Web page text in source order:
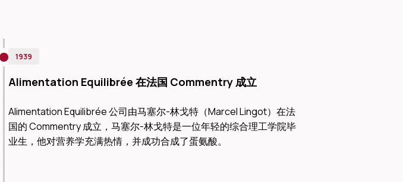
1939
Alimentation Equilibrée 在法国 Commentry 成立
Alimentation Equilibrée 公司由马塞尔-林戈特（Marcel Lingot）在法
国的 Commentry 成立，马塞尔-林戈特是一位年轻的综合理工学院毕
业生，他对营养学充满热情，并成功合成了蛋氨酸。